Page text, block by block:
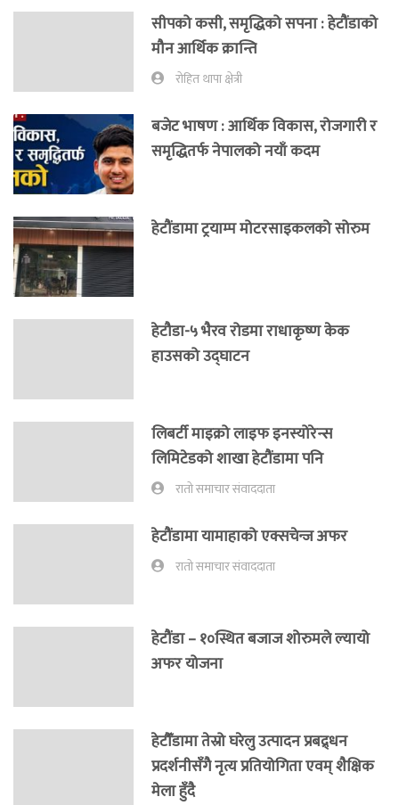
सीपको कसी, समृद्धिको सपना : हेटौंडाको
मौन आर्थिक क्रान्ति
रोहित थापा क्षेत्री
बजेट भाषण : आर्थिक विकास, रोजगारी र
समृद्धितर्फ नेपालको नयाँ कदम
हेटौंडामा ट्रयाम्प मोटरसाइकलको सोरुम
हेटौडा-५ भैरव रोडमा राधाकृष्ण केक
हाउसको उद्घाटन
लिबर्टी माइक्रो लाइफ इनस्योरेन्स
लिमिटेडको शाखा हेटौंडामा पनि
रातो समाचार संवाददाता
हेटौंडामा यामाहाको एक्सचेन्ज अफर
रातो समाचार संवाददाता
हेटौंडा – १०स्थित बजाज शोरुमले ल्यायो
अफर योजना
हेटौँडामा तेस्रो घरेलु उत्पादन प्रबद्र्धन
प्रदर्शनीसँगै नृत्य प्रतियोगिता एवम् शैक्षिक
मेला हुँदै